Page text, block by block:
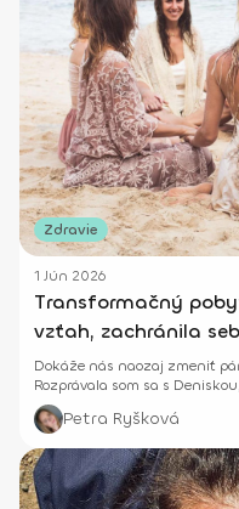
Zdravie
1 Jún 2026
Transformačný
vzťah, zachránila
Dokáže nás naozaj zmeniť
Rozprávala som sa s
období svojho života.
Petra Ryšková